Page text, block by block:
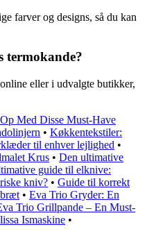
farver og designs, så du kan
termokande?
eller i udvalgte butikker,
Med Disse Must-Have
• Køkkentekstiler:
til enhver lejlighed •
Krus • Den ultimative
guide til elknive:
kniv? • Guide til korrekt
• Eva Trio Gryder: En
Trio Grillpande – En Must-
Ismaskine •